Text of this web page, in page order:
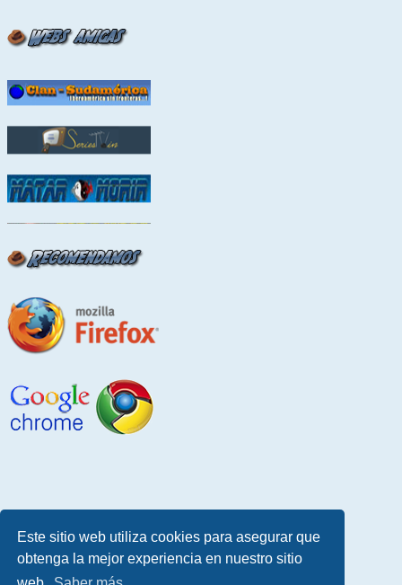
Este sitio web utiliza cookies para asegurar que
obtenga la mejor experiencia en nuestro sitio